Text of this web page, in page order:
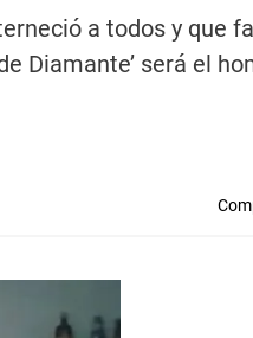
a todos y que
Diamante’ será el